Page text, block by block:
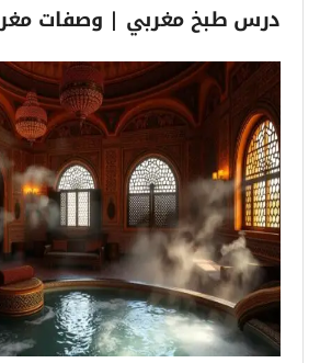
درس طبخ مغربي | وصفات